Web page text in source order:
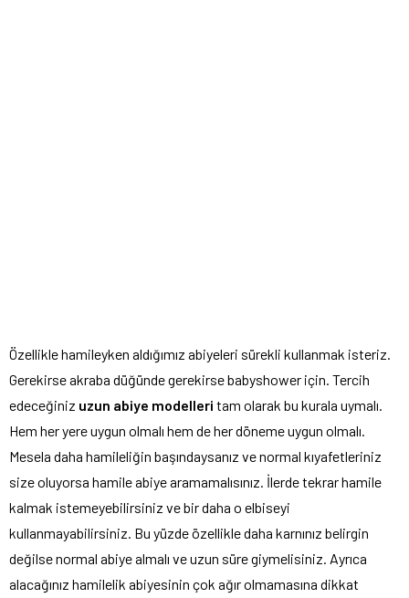
Özellikle hamileyken aldığımız abiyeleri sürekli kullanmak isteriz.
Gerekirse akraba düğünde gerekirse babyshower için. Tercih
edeceğiniz uzun abiye modelleri tam olarak bu kurala uymalı.
Hem her yere uygun olmalı hem de her döneme uygun olmalı.
Mesela daha hamileliğin başındaysanız ve normal kıyafetleriniz
size oluyorsa hamile abiye aramamalısınız. İlerde tekrar hamile
kalmak istemeyebilirsiniz ve bir daha o elbiseyi
kullanmayabilirsiniz. Bu yüzde özellikle daha karnınız belirgin
değilse normal abiye almalı ve uzun süre giymelisiniz. Ayrıca
alacağınız hamilelik abiyesinin çok ağır olmamasına dikkat